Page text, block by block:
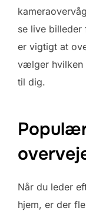
se live billeder
er vigtigt at
vælger hvilken
til dig.
Når du leder
hjem, er der